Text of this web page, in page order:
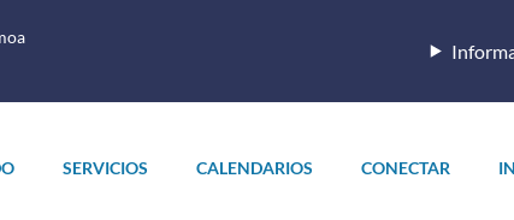
SERVICIOS CALENDARIOS CONECTAR